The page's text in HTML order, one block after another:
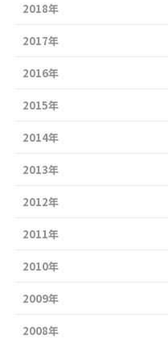
2018年
2017年
2016年
2015年
2014年
2013年
2012年
2011年
2010年
2009年
2008年